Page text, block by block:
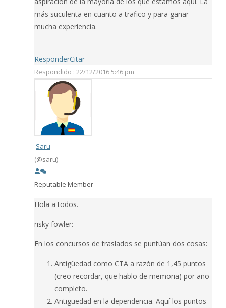
más suculenta en cuanto a trafico y para ganar
mucha experiencia.
ResponderCitar
Respondido : 22/12/2016 5:46 pm
Saru
(@saru)
Reputable Member
Hola a todos.
risky fowler:
En los concursos de traslados se puntúan dos cosas:
Antigüedad como CTA a razón de 1,45 puntos
(creo recordar, que hablo de memoria) por año
completo.
Antigüedad en la dependencia. Aquí los puntos